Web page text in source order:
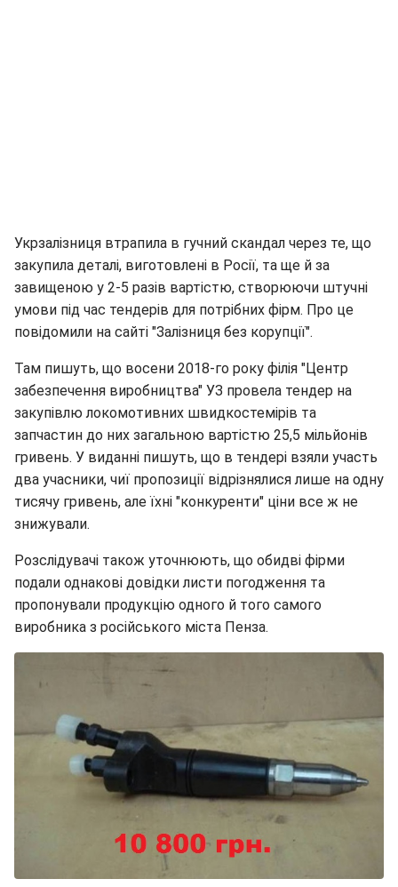
Укрзалізниця втрапила в гучний скандал через те, що
закупила деталі, виготовлені в Росії, та ще й за
завищеною у 2-5 разів вартістю, створюючи штучні
умови під час тендерів для потрібних фірм. Про це
повідомили на сайті "Залізниця без корупції".
Там пишуть, що восени 2018-го року філія "Центр
забезпечення виробництва" УЗ провела тендер на
закупівлю локомотивних швидкостемірів та
запчастин до них загальною вартістю 25,5 мільйонів
гривень. У виданні пишуть, що в тендері взяли участь
два учасники, чиї пропозиції відрізнялися лише на одну
тисячу гривень, але їхні "конкуренти" ціни все ж не
знижували.
Розслідувачі також уточнюють, що обидві фірми
подали однакові довідки листи погодження та
пропонували продукцію одного й того самого
виробника з російського міста Пенза.